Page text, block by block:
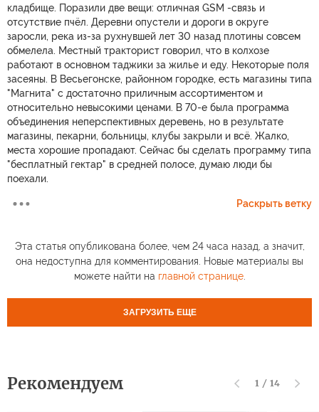
кладбище. Поразили две вещи: отличная GSM -связь и
отсутствие пчёл. Деревни опустели и дороги в округе
заросли, река из-за рухнувшей лет 30 назад плотины совсем
обмелела. Местный тракторист говорил, что в колхозе
работают в основном таджики за жилье и еду. Некоторые поля
засеяны. В Весьегонске, районном городке, есть магазины типа
"Магнита" с достаточно приличным ассортиментом и
относительно невысокими ценами. В 70-е была программа
объединения неперспективных деревень, но в результате
магазины, пекарни, больницы, клубы закрыли и всё. Жалко,
места хорошие пропадают. Сейчас бы сделать программу типа
"бесплатный гектар" в средней полосе, думаю люди бы
поехали.
Раскрыть ветку
Эта статья опубликована более, чем 24 часа назад, а значит,
она недоступна для комментирования. Новые материалы вы
можете найти на главной странице.
ЗАГРУЗИТЬ ЕЩЕ
Рекомендуем 1 / 14